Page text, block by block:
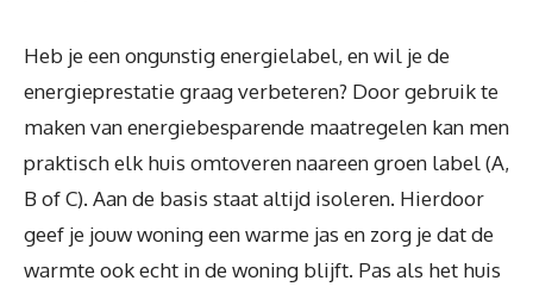
Heb je een ongunstig energielabel, en wil je de
energieprestatie graag verbeteren? Door gebruik te
maken van energiebesparende maatregelen kan men
praktisch elk huis omtoveren naareen groen label (A,
B of C). Aan de basis staat altijd isoleren. Hierdoor
geef je jouw woning een warme jas en zorg je dat de
warmte ook echt in de woning blijft. Pas als het huis